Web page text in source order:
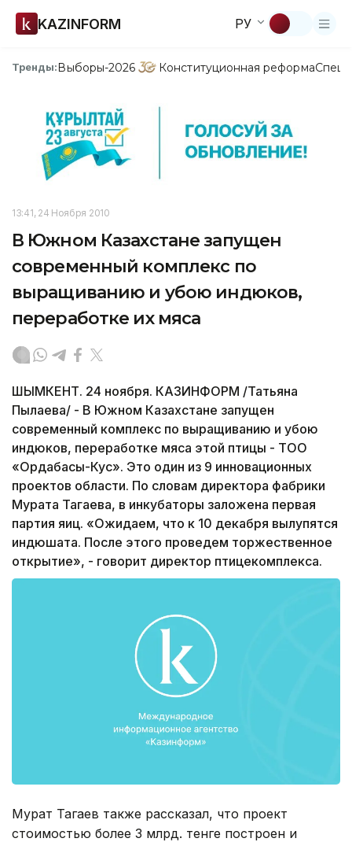
KAZINFORM РУ
Тренды:Выборы-2026 Конституционная реформа
13:41, 24 Ноября 2010
В Южном Казахстане запущен
современный комплекс по
выращиванию и убою индюков,
переработке их мяса
ШЫМКЕНТ. 24 ноября. КАЗИНФОРМ /Татьяна
Пылаева/ - В Южном Казахстане запущен
современный комплекс по выращиванию и убою
индюков, переработке мяса этой птицы - ТОО
«Ордабасы-Кус». Это один из 9 инновационных
проектов области. По словам директора фабрики
Мурата Тагаева, в инкубаторы заложена первая
партия яиц. «Ожидаем, что к 10 декабря вылупятся
индюшата. После этого проведем торжественное
открытие», - говорит директор птицекомплекса.
Мурат Тагаев также рассказал, что проект
стоимостью более 3 млрд. тенге построен и